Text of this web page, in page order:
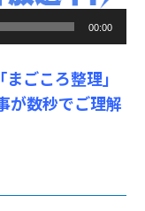
00:00
ごころ整理」
が数秒でご理解